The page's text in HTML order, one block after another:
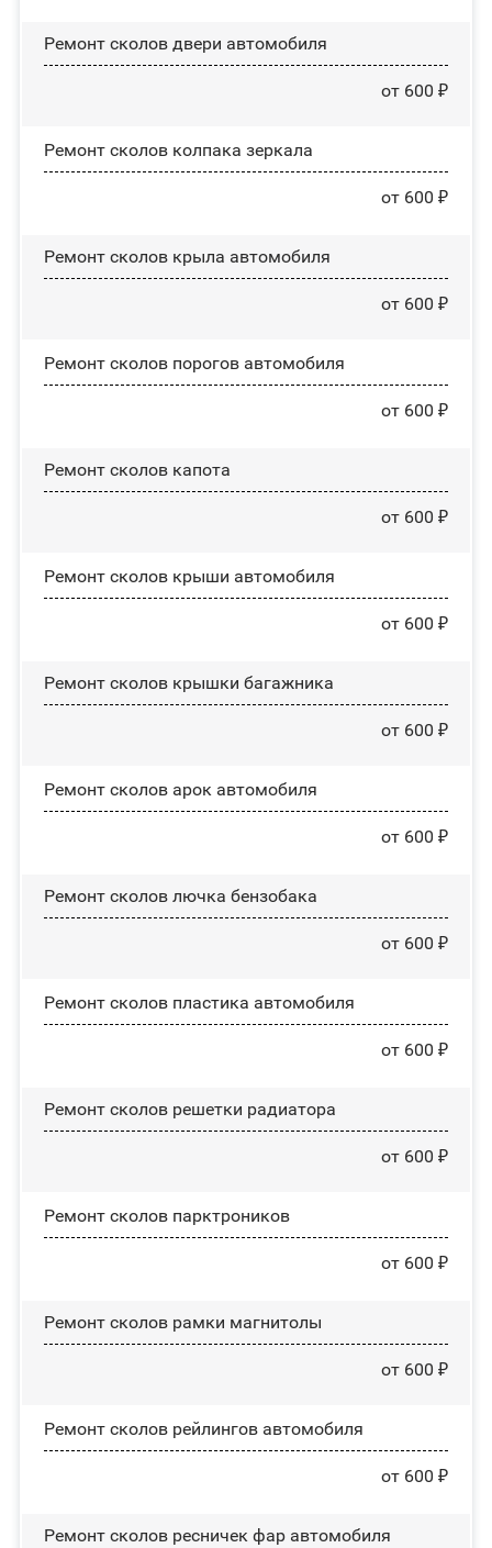
Ремонт сколов двери автомобиля
от 600 ₽
Ремонт сколов колпака зеркала
от 600 ₽
Ремонт сколов крыла автомобиля
от 600 ₽
Ремонт сколов порогов автомобиля
от 600 ₽
Ремонт сколов капота
от 600 ₽
Ремонт сколов крыши автомобиля
от 600 ₽
Ремонт сколов крышки багажника
от 600 ₽
Ремонт сколов арок автомобиля
от 600 ₽
Ремонт сколов лючка бензобака
от 600 ₽
Ремонт сколов пластика автомобиля
от 600 ₽
Ремонт сколов решетки радиатора
от 600 ₽
Ремонт сколов парктроников
от 600 ₽
Ремонт сколов рамки магнитолы
от 600 ₽
Ремонт сколов рейлингов автомобиля
от 600 ₽
Ремонт сколов ресничек фар автомобиля